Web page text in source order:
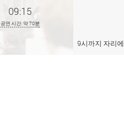
09:15
공연 시간: 약 70분
9시까지 자리